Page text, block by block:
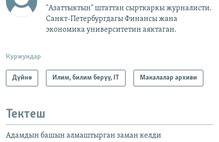
"Азаттыктын" штаттан сырткаркы журналисти.
Санкт-Петербургдагы Финансы жана
экономика университетин аяктаган.
Куржундар
Дүйнө Илим, билим берүү, IT Макалалар архиви
Тектеш
Адамдын башын алмаштырган заман келди